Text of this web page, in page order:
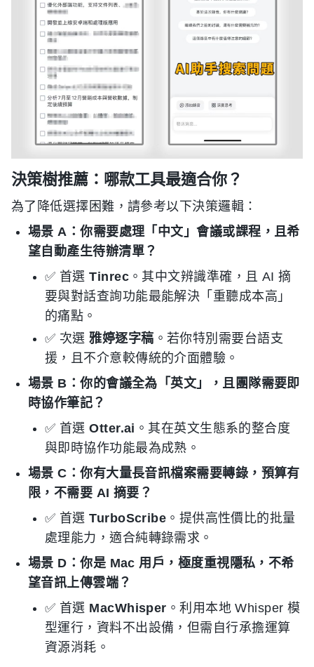
決策樹推薦：哪款工具最適合你？
為了降低選擇困難，請參考以下決策邏輯：
場景 A：你需要處理「中文」會議或課程，且希
望自動產生待辦清單？
✅ 首選Tinrec。其中文辨識準確，且 AI 摘
要與對話查詢功能最能解決「重聽成本高」
的痛點。
✅ 次選雅婷逐字稿 。若你特別需要台語支
援，且不介意較傳統的介面體驗。
場景 B：你的會議全為「英文」，且團隊需要即
時協作筆記？
✅ 首選Otter.ai 。其在英文生態系的整合度
與即時協作功能最為成熟。
場景 C：你有大量長音訊檔案需要轉錄，預算有
限，不需要 AI 摘要？
✅ 首選TurboScribe 。提供高性價比的批量
處理能力，適合純轉錄需求。
場景 D：你是 Mac 用戶，極度重視隱私，不希
望音訊上傳雲端？
✅ 首選 MacWhisper 。利用本地 Whisper 模
型運行，資料不出設備，但需自行承擔運算
資源消耗。